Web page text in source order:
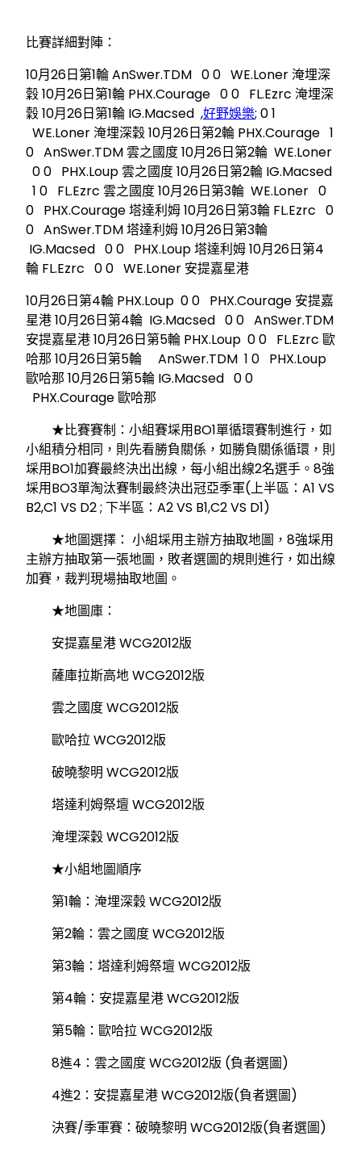
比賽詳細對陣：
10月26日第1輪 AnSwer.TDM 0 0 WE.Loner 淹埋深
穀 10月26日第1輪 PHX.Courage 0 0 FL.Ezrc 淹埋深
穀 10月26日第1輪 IG.Macsed ,好野娛樂; 0 1
WE.Loner 淹埋深穀 10月26日第2輪 PHX.Courage 1
0 AnSwer.TDM 雲之國度 10月26日第2輪 WE.Loner
0 0 PHX.Loup 雲之國度 10月26日第2輪 IG.Macsed
1 0 FL.Ezrc 雲之國度 10月26日第3輪 WE.Loner 0
0 PHX.Courage 塔達利姆 10月26日第3輪 FL.Ezrc 0
0 AnSwer.TDM 塔達利姆 10月26日第3輪
IG.Macsed 0 0 PHX.Loup 塔達利姆 10月26日第4
輪 FL.Ezrc 0 0 WE.Loner 安提嘉星港
10月26日第4輪 PHX.Loup 0 0 PHX.Courage 安提嘉
星港 10月26日第4輪 IG.Macsed 0 0 AnSwer.TDM
安提嘉星港 10月26日第5輪 PHX.Loup 0 0 FL.Ezrc 歐
哈那 10月26日第5輪 AnSwer.TDM 1 0 PHX.Loup
歐哈那 10月26日第5輪 IG.Macsed 0 0
PHX.Courage 歐哈那
★比賽賽制：小組賽埰用BO1單循環賽制進行，如
小組積分相同，則先看勝負關係，如勝負關係循環，則
埰用BO1加賽最終決出出線，每小組出線2名選手。8強
埰用BO3單淘汰賽制最終決出冠亞季軍(上半區：A1 VS
B2,C1 VS D2 ; 下半區：A2 VS B1,C2 VS D1)
★地圖選擇： 小組埰用主辦方抽取地圖，8強埰用
主辦方抽取第一張地圖，敗者選圖的規則進行，如出線
加賽，裁判現場抽取地圖。
★地圖庫：
安提嘉星港 WCG2012版
薩庫拉斯高地 WCG2012版
雲之國度 WCG2012版
歐哈拉 WCG2012版
破曉黎明 WCG2012版
塔達利姆祭壇 WCG2012版
淹埋深穀 WCG2012版
★小組地圖順序
第1輪：淹埋深穀 WCG2012版
第2輪：雲之國度 WCG2012版
第3輪：塔達利姆祭壇 WCG2012版
第4輪：安提嘉星港 WCG2012版
第5輪：歐哈拉 WCG2012版
8進4：雲之國度 WCG2012版 (負者選圖)
4進2：安提嘉星港 WCG2012版(負者選圖)
決賽/季軍賽：破曉黎明 WCG2012版(負者選圖)